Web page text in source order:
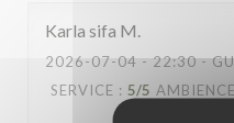
Karla sifa M
2026-07-04- 22:30 -
SERVICE : 5/5 AMBIENCE